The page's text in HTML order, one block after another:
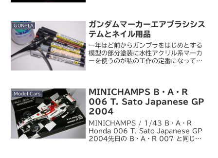
ロトの盾＞...
GUNPLA
ガンダムマーカーエアブラシシス
テムとネイル用品
一年ほど前からガンプラをはじめとする
模型の部分塗装に水性アクリル系マーカ
ーを使うのが私の工作の定番になってい
手不得手ある...
Model Cars
MINICHAMPS B・A・R
006 T. Sato Japanese GP
2004
MINICHAMPS / 1/43 B・A・R
Honda 006 T. Sato Japanese GP
2004先日の B・A・R 007 と同じく